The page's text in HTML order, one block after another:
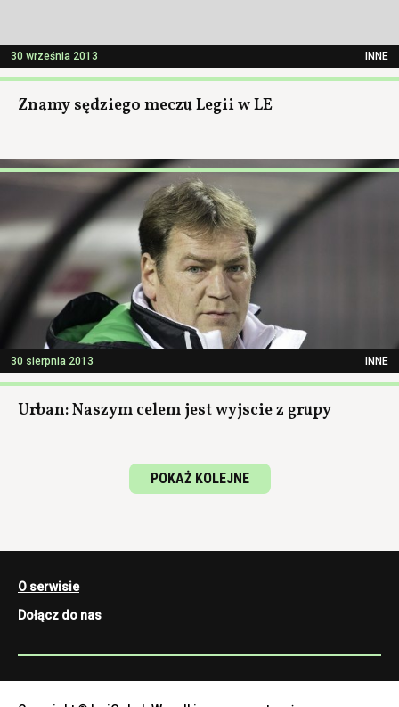
30 września 2013 INNE
Znamy sędziego meczu Legii w LE
30 sierpnia 2013 INNE
Urban: Naszym celem jest wyjscie z grupy
POKAŻ KOLEJNE
O serwisie
Dołącz do nas